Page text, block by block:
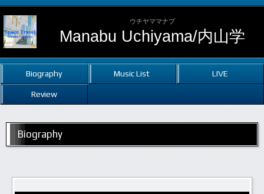
ウチヤママナブ
Manabu Uchiyama/内山学
Biography Music List LIVE
Review
Biography